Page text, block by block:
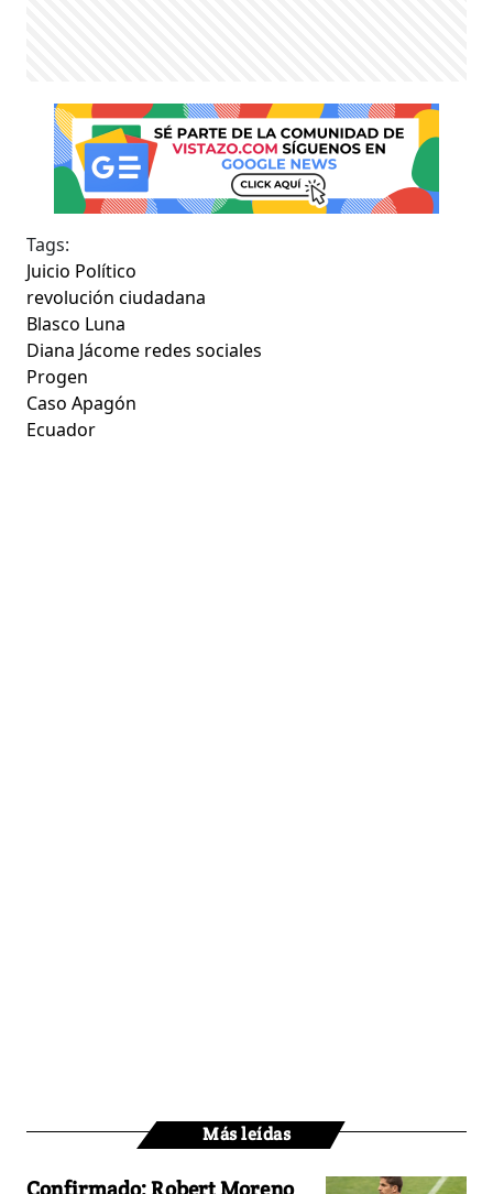
Tags:
Juicio Político
revolución ciudadana
Blasco Luna
Diana Jácome redes sociales
Progen
Caso Apagón
Ecuador
Más leídas
Confirmado: Robert Moreno